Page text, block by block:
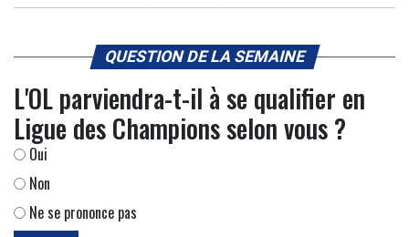
QUESTION DE LA SEMAINE
L'OL parviendra-t-il à se qualifier en
Ligue des Champions selon vous ?
Oui
Non
Ne se prononce pas